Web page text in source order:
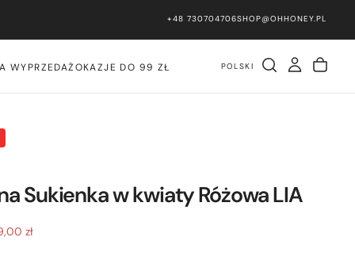
+48 730704706SHOP@OHHONEY.PL
WYPRZEDAŻOKAZJE DO 99 ZŁ PLN
POLSKI
Sukienka w kwiaty Różowa LIA
zł